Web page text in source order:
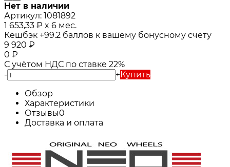
Нет в наличии
Артикул: 1081892
1 653,33 ₽ x 6 мес.
Кешбэк +99.2 баллов к вашему бонусному счету
9 920 ₽
0 ₽
С учётом НДС по ставке 22%
-
+Купить
Обзор
Характеристики
Отзывы0
Доставка и оплата